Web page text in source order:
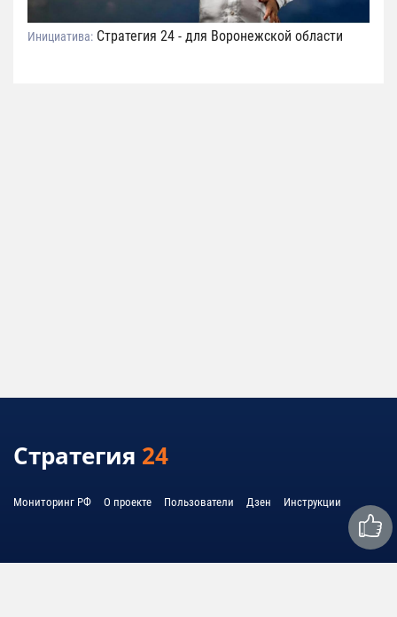
Инициатива: Стратегия 24 - для Воронежской области
Стратегия 24
Мониторинг РФ О проекте Пользователи Дзен Инструкции